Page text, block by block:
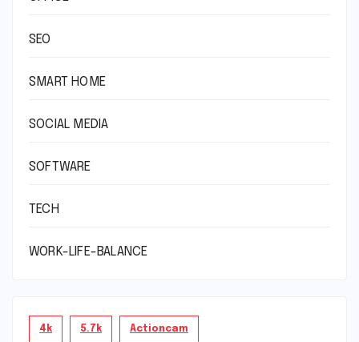
SEO
SMART HOME
SOCIAL MEDIA
SOFTWARE
TECH
WORK-LIFE-BALANCE
4k 5.7k Actioncam